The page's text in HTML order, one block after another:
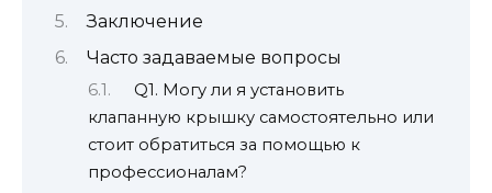
Заключение
Часто задаваемые вопросы
Q1. Могу ли я установить
клапанную крышку самостоятельно или
стоит обратиться за помощью к
профессионалам?